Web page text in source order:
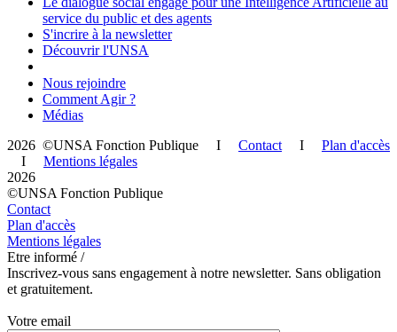
service du public et des agents
S'incrire à la newsletter
Découvrir l'UNSA
Nous rejoindre
Comment Agir ?
Médias
2026 ©UNSA Fonction Publique I Contact I Plan d'accès
I Mentions légales
2026
©UNSA Fonction Publique
Contact
Plan d'accès
Mentions légales
Etre informé /
Inscrivez-vous sans engagement à notre newsletter. Sans obligation
et gratuitement.
Votre email